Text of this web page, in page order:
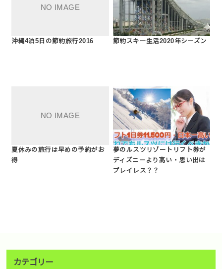
沖縄4泊5日の節約旅行2016 節約スキー生活2020年シーズン
夏休みの旅行は早めの予約がお
得
夢のルスツリゾートリフト券が
ディズニーより高い・思い出は
プレイレス？？
カテゴリー